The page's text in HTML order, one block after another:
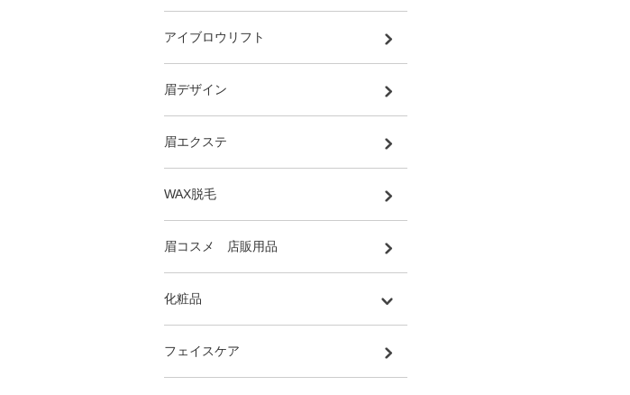
アイブロウリフト
眉デザイン
眉エクステ
WAX脱毛
眉コスメ 店販用品
化粧品
フェイスケア